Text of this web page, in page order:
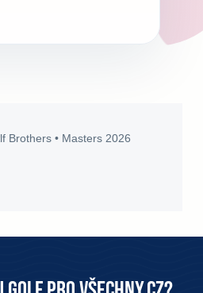
Brothers • Masters 2026